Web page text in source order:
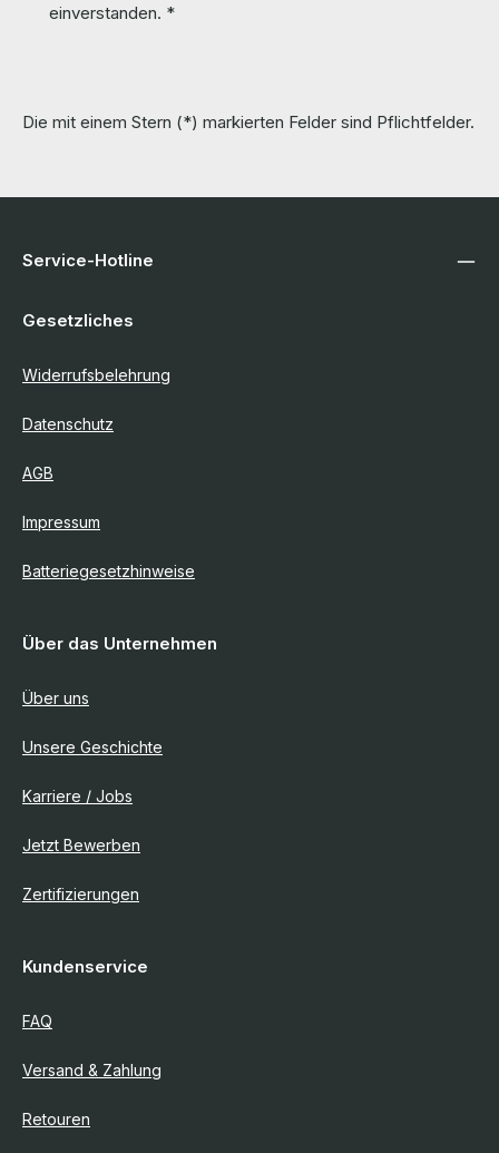
einverstanden. *
Die mit einem Stern (*) markierten Felder sind Pflichtfelder.
Service-Hotline
Gesetzliches
Widerrufsbelehrung
Datenschutz
AGB
Impressum
Batteriegesetzhinweise
Über das Unternehmen
Über uns
Unsere Geschichte
Karriere / Jobs
Jetzt Bewerben
Zertifizierungen
Kundenservice
FAQ
Versand & Zahlung
Retouren